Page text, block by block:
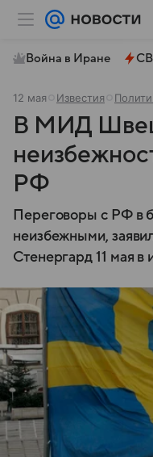
Война в Иране
12 мая Известия
В МИД
РФ
Переговоры с РФ в
неизбежными,
Стенергард 11 мая в